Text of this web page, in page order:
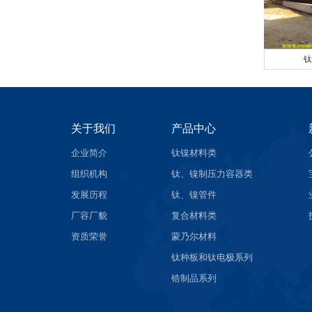
关于我们
企业简介
组织机构
发展历程
厂容厂貌
资质荣誉
产品中心
钛镍材料类
钛、镍制压力容器类
钛、镍管件
复合材料类
蒙乃尔材料
钛种板和钛电极系列
锆制品系列